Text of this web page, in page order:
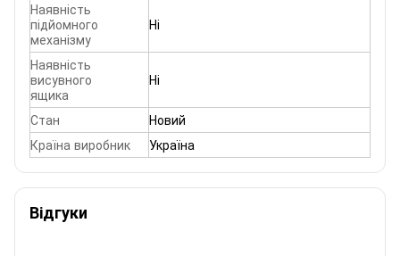
Наявність
підйомного
механізму
Ні
Наявність
висувного
ящика
Ні
Стан
Новий
Країна виробник
Україна
Відгуки